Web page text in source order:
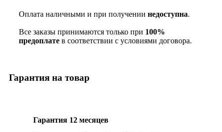
Оплата наличными и при получении недоступна.
Все заказы принимаются только при 100%
предоплате в соответствии с условиями договора.
Гарантия на товар
Гарантия 12 месяцев